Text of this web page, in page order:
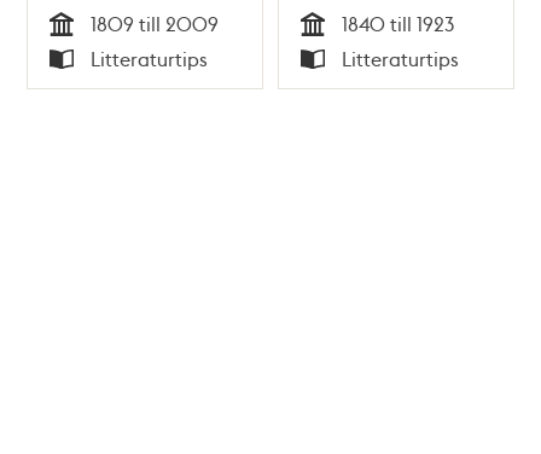
Tid
1809 till 2009
Typ
Litteraturtips Tid
1840 till 1923
Typ
Litteraturtips